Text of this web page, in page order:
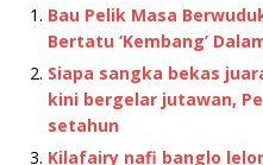
Bau Pelik Masa
Bertatu ‘Kembang’
Siapa sangka bekas
kini bergelar jutawan,
setahun
Kilafairy nafi banglo